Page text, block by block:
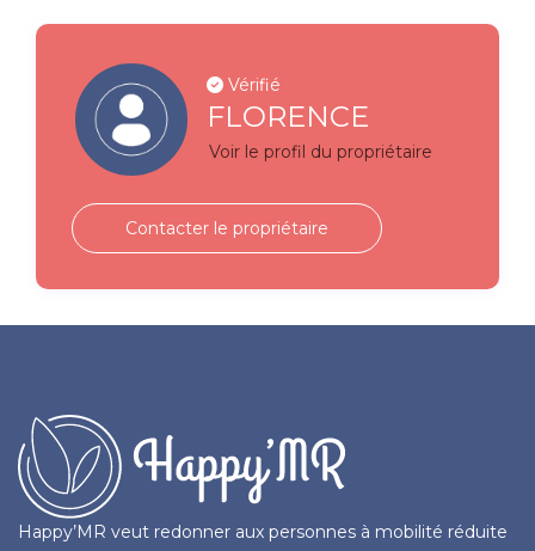
Vérifié
FLORENCE
Voir le profil du propriétaire
Contacter le propriétaire
Happy’MR veut redonner aux personnes à mobilité réduite